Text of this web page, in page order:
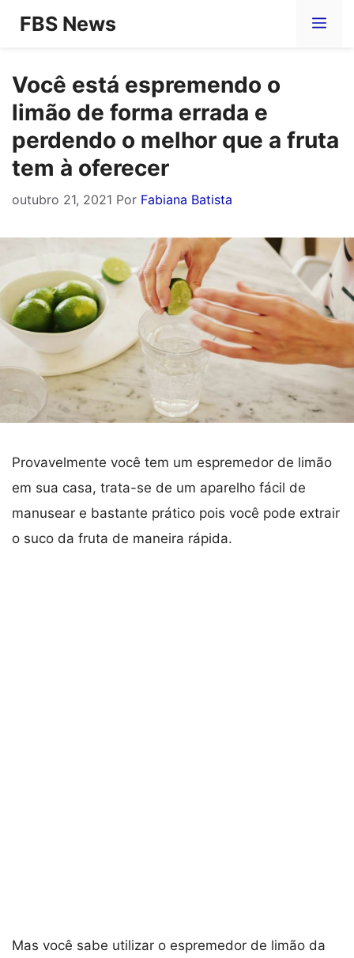
Pular
conteúdo
FBS News
Você está espremendo o
limão de forma errada e
perdendo o melhor que a fruta
tem à oferecer
outubro 21, 2021 Por Fabiana Batista
Provavelmente você tem um espremedor de limão
em sua casa, trata-se de um aparelho fácil de
manusear e bastante prático pois você pode extrair
o suco da fruta de maneira rápida.
Mas você sabe utilizar o espremedor de limão da